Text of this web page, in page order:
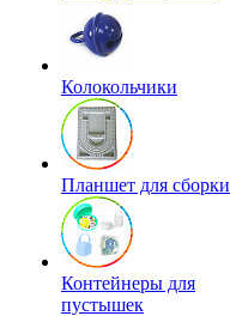
Колокольчики
Планшет для сборки
Контейнеры для
пустышек